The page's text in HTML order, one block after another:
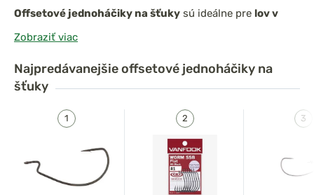
Offsetové jednoháčiky na šťuky sú ideálne pre lov v
zarastených alebo členitých vodách
alebo úplne skryť hrot do tela gumovej nástrahy, čím
výrazne znižujú riziko zachytenia o prekážky. Zároveň
zabezpečujú
ideálne preväčšie gumy, raky aj iné mäkké nástrahy
pri
použití s čeburáškami.
Zobraziť viac
Najpredávanejšieoffsetové jednoháčiky na
šťuky